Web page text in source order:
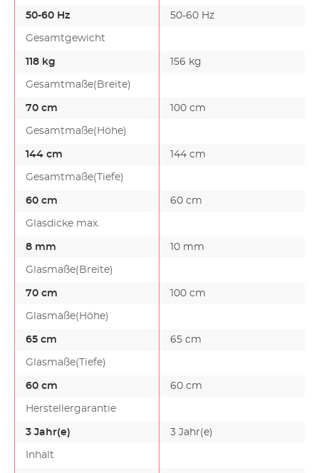
50-60 Hz 50-60 Hz
Gesamtgewicht
118 kg 156 kg
Gesamtmaße(Breite)
70 cm 100 cm
Gesamtmaße(Höhe)
144 cm 144 cm
Gesamtmaße(Tiefe)
60 cm 60 cm
Glasdicke max.
8 mm 10 mm
Glasmaße(Breite)
70 cm 100 cm
Glasmaße(Höhe)
65 cm 65 cm
Glasmaße(Tiefe)
60 cm 60 cm
Herstellergarantie
3 Jahr(e) 3 Jahr(e)
Inhalt